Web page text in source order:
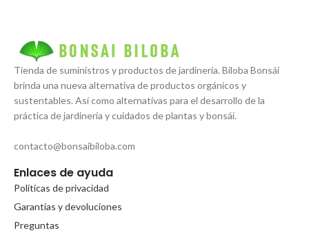
Tienda de suministros y productos de jardinería. Biloba Bonsái
brinda una nueva alternativa de productos orgánicos y
sustentables. Así como alternativas para el desarrollo de la
práctica de jardinería y cuidados de plantas y bonsái.
contacto@bonsaibiloba.com
Enlaces de ayuda
Políticas de privacidad
Garantias y devoluciones
Preguntas